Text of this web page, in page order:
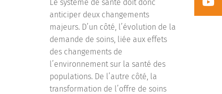
Le système de santé doit donc
anticiper deux changements
majeurs. D’un côté, l’évolution de la
demande de soins, liée aux effets
des changements de
l’environnement sur la santé des
populations. De l’autre côté, la
transformation de l’offre de soins